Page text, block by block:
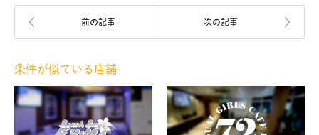
条件が似ている店舗